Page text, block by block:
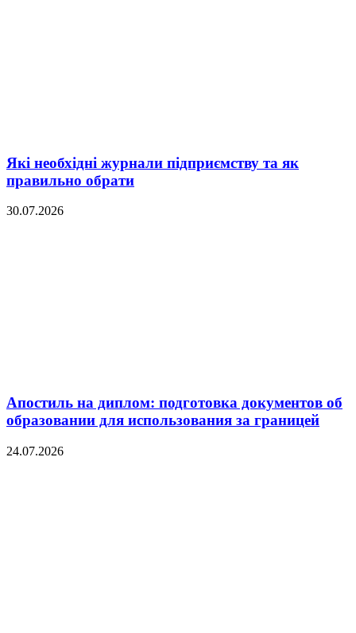
Які необхідні журнали підприємству та як
правильно обрати
30.07.2026
Апостиль на диплом: подготовка документов об
образовании для использования за границей
24.07.2026